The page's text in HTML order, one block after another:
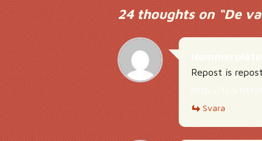
24 thoughts on “De
Repost is
Svara